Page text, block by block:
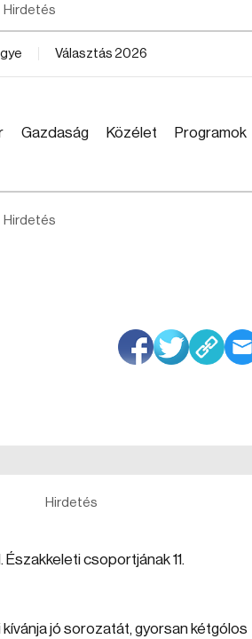
Hirdetés
Választás 2026
Gazdaság Közélet Programok
Hirdetés
Hirdetés
csoportjának 11.
jó sorozatát, gyorsan kétgólos